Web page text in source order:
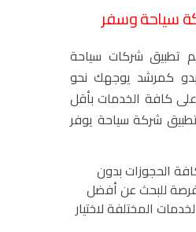
سياحة وسفر
تطبيق شركات سياحة
كمرشد يوجهك نحو
كافة الخدمات بأقل
شركة سياحة يوفر
الحجوزات بدون
للبحث عن أفضل
المختلفة لاختيار